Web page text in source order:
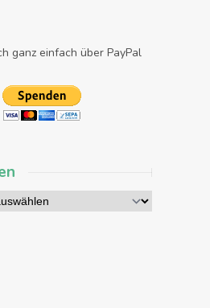
ganz einfach über PayPal